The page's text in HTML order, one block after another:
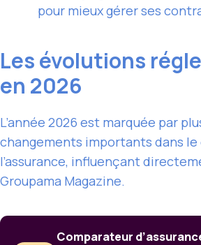
pour mieux gérer ses
Les évolutions
en 2026
L’année 2026 est marquée par
changements importants dans le
l’assurance, influençant
Groupama Magazine.
Comparateur